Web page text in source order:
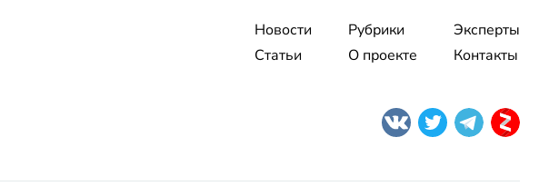
Новости
Статьи
Рубрики
О проекте
Эксперты
Контакты